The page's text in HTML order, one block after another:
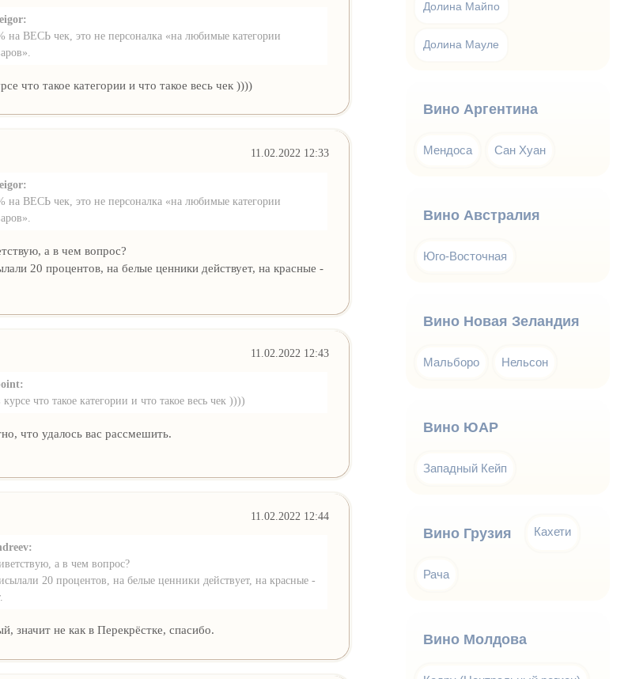
на ВЕСЬ чек, это не персоналка «на любимые категории
что такое категории и что такое весь чек ))))
11.02.2022 12:33
на ВЕСЬ чек, это не персоналка «на любимые категории
а в чем вопрос?
20 процентов, на белые ценники действует, на красные -
11.02.2022 12:43
что такое категории и что такое весь чек ))))
что удалось вас рассмешить.
11.02.2022 12:44
а в чем вопрос?
20 процентов, на белые ценники действует, на красные -
значит не как в Перекрёстке, спасибо.
Долина Майпо
Долина Мауле
Вино Аргентина
Мендоса Сан Хуан
Вино Австралия
Юго-Восточная
Вино Новая Зеландия
Мальборо Нельсон
Вино ЮАР
Западный Кейп
Вино Грузия Кахети
Рача
Вино Молдова